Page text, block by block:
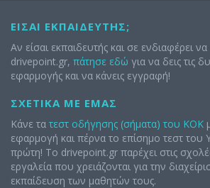
ΕΊΣΑΙ ΕΚΠΑΙΔΕΥΤΉΣ;
Αν είσαι εκπαιδευτής και σε ενδιαφέρει
drivepoint.gr, πάτησε εδώ για να δεις τις
εφαρμογής και να κάνεις εγγραφή!
ΣΧΕΤΙΚΆ ΜΕ ΕΜΆΣ
Κάνε τα τεστ οδήγησης (σήματα) του ΚΟΚ
εφαρμογή και πέρνα το επίσημο τεστ του
πρώτη! Το drivepoint.gr παρέχει στις
εργαλεία που χρειάζονται για την
εκπαίδευση των μαθητών τους.